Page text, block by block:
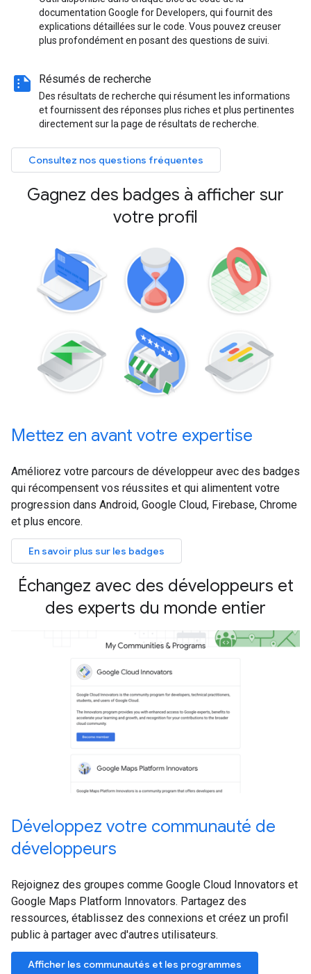
documentation Google for Developers, qui fournit des
explications détaillées sur le code. Vous pouvez creuser
plus profondément en posant des questions de suivi.
summarize Résumés de recherche
Des résultats de recherche qui résument les informations
et fournissent des réponses plus riches et plus pertinentes
directement sur la page de résultats de recherche.
Consultez nos questions fréquentes
Gagnez des badges à afficher sur
votre profil
Mettez en avant votre expertise
Améliorez votre parcours de développeur avec des badges
qui récompensent vos réussites et qui alimentent votre
progression dans Android, Google Cloud, Firebase, Chrome
et plus encore.
En savoir plus sur les badges
Échangez avec des développeurs et
des experts du monde entier
Développez votre communauté de
développeurs
Rejoignez des groupes comme Google Cloud Innovators et
Google Maps Platform Innovators. Partagez des
ressources, établissez des connexions et créez un profil
public à partager avec d'autres utilisateurs.
Afficher les communautés et les programmes